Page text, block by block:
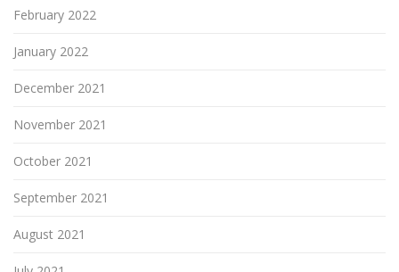
February 2022
January 2022
December 2021
November 2021
October 2021
September 2021
August 2021